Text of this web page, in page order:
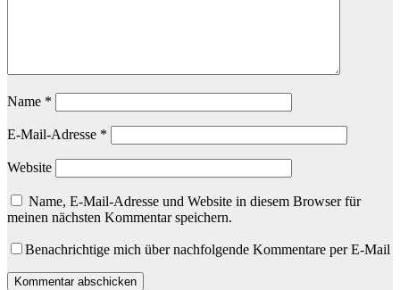
Name *
E-Mail-Adresse *
Website
Name, E-Mail-Adresse und Website in diesem Browser für
meinen nächsten Kommentar speichern.
Benachrichtige mich über nachfolgende Kommentare per E-Mail